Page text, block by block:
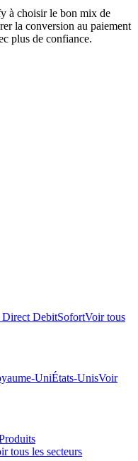
à choisir le bon mix de
la conversion au paiement
plus de confiance.
Direct DebitSofortVoir tous
UniÉtats-UnisVoir
tous les secteurs